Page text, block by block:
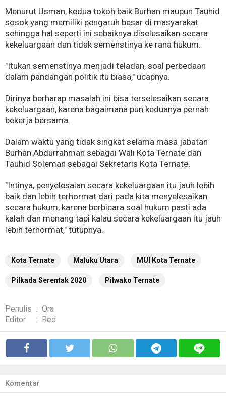
Menurut Usman, kedua tokoh baik Burhan maupun Tauhid
sosok yang memiliki pengaruh besar di masyarakat
sehingga hal seperti ini sebaiknya diselesaikan secara
kekeluargaan dan tidak semenstinya ke rana hukum.
"Itukan semenstinya menjadi teladan, soal perbedaan
dalam pandangan politik itu biasa," ucapnya.
Dirinya berharap masalah ini bisa terselesaikan secara
kekeluargaan, karena bagaimana pun keduanya pernah
bekerja bersama.
Dalam waktu yang tidak singkat selama masa jabatan
Burhan Abdurrahman sebagai Wali Kota Ternate dan
Tauhid Soleman sebagai Sekretaris Kota Ternate.
"Intinya, penyelesaian secara kekeluargaan itu jauh lebih
baik dan lebih terhormat dari pada kita menyelesaikan
secara hukum, karena berbicara soal hukum pasti ada
kalah dan menang tapi kalau secara kekeluargaan itu jauh
lebih terhormat," tutupnya.
Kota Ternate Maluku Utara MUI Kota Ternate
Pilkada Serentak 2020 Pilwako Ternate
Penulis : Qra
Editor
: Red
Komentar